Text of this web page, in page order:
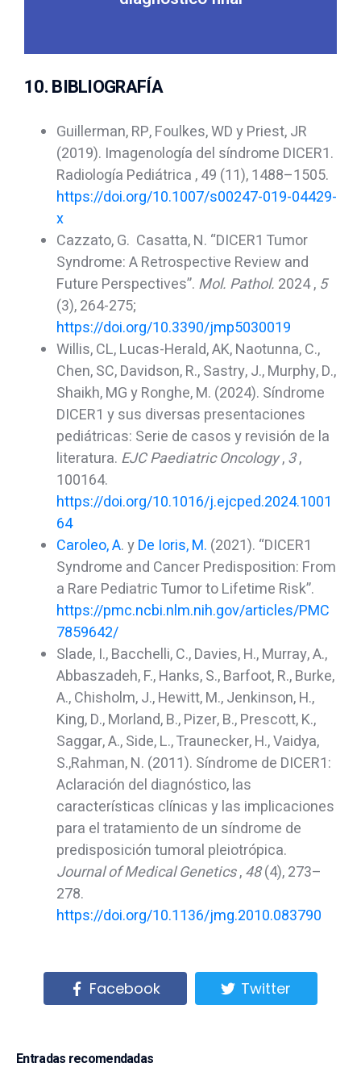
Síndrome de DICER 1 confirmado por
10. BIBLIOGRAFÍA
Guillerman, RP, Foulkes, WD y Priest, JR
(2019). Imagenología del síndrome DICER1.
Radiología Pediátrica , 49 (11), 1488–1505.
https://doi.org/10.1007/s00247-019-04429-
x
Cazzato, G. Casatta, N. “DICER1 Tumor
Syndrome: A Retrospective Review and
Future Perspectives”. Mol. Pathol. 2024 , 5
(3), 264-275;
https://doi.org/10.3390/jmp5030019
Willis, CL, Lucas-Herald, AK, Naotunna, C.,
Chen, SC, Davidson, R., Sastry, J., Murphy, D.,
Shaikh, MG y Ronghe, M. (2024). Síndrome
DICER1 y sus diversas presentaciones
pediátricas: Serie de casos y revisión de la
literatura. EJC Paediatric Oncology,3,
100164.
https://doi.org/10.1016/j.ejcped.2024.1001
64
Caroleo, A. yDe Ioris, M. (2021). “DICER1
Syndrome and Cancer Predisposition: From
a Rare Pediatric Tumor to Lifetime Risk”.
https://pmc.ncbi.nlm.nih.gov/articles/PMC
7859642/
Slade, I., Bacchelli, C., Davies, H., Murray, A.,
Abbaszadeh, F., Hanks, S., Barfoot, R., Burke,
A., Chisholm, J., Hewitt, M., Jenkinson, H.,
King, D., Morland, B., Pizer, B., Prescott, K.,
Saggar, A., Side, L., Traunecker, H., Vaidya,
S.,Rahman, N. (2011). Síndrome de DICER1:
Aclaración del diagnóstico, las
características clínicas y las implicaciones
para el tratamiento de un síndrome de
predisposición tumoral pleiotrópica.
Journal of Medical Genetics,48​​(4), 273–
278.
https://doi.org/10.1136/jmg.2010.083790
Facebook Twitter
Entradas recomendadas